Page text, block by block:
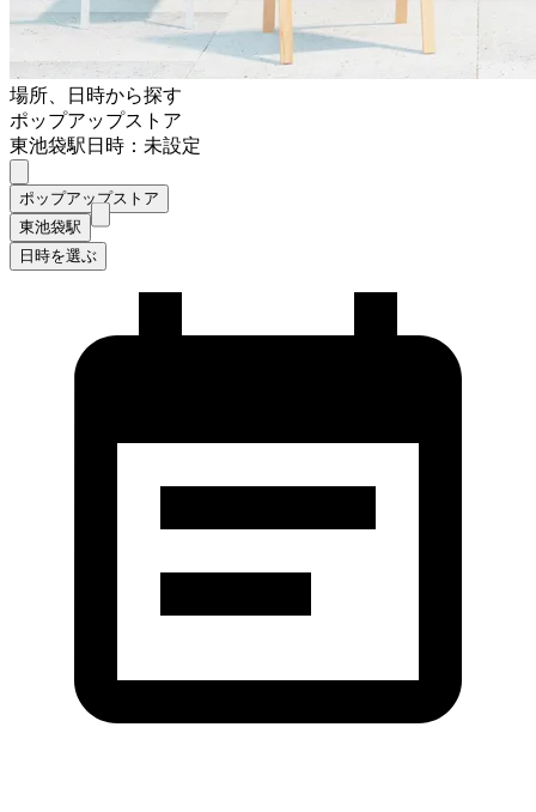
場所、日時から探す
ポップアップストア
東池袋駅日時：未設定
ポップアップストア
東池袋駅
日時を選ぶ